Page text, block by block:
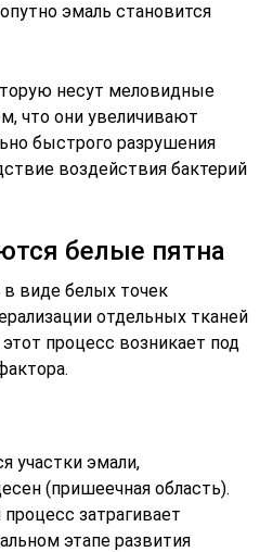
эмаль становится
несут меловидные
что они увеличивают
быстрого разрушения
воздействия бактерий
белые пятна
в виде белых точек
отдельных тканей
процесс возникает под
участки эмали,
(пришеечная область).
затрагивает
этапе развития